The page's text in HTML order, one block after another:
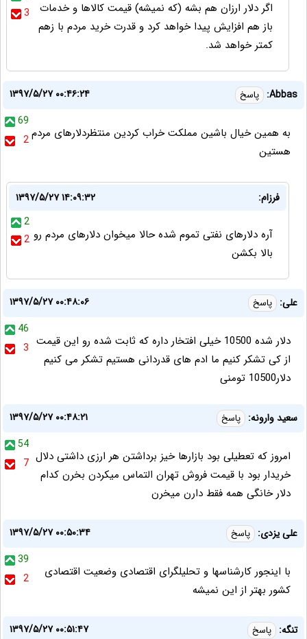
3
اگر دلار ارزان هم بشه (که نمیشه) قیمت کالاها و خدمات
باز هم افزایش پیدا خواهد کرد و قدرت خرید مردم با زهم
کمتر خواهد شد.
Abbas: پاسخ
۱۳۹۷/۵/۲۷ ۰۰:۴۶:۲۴
69
2به همین خیال باشین مملکت خراب کردین منتظردلارهای مردم
هستین
فرزام:
۱۳۹۷/۵/۲۷ ۱۴:۰۹:۳۲
2
2 آره دلارهای نفتی تموم شده حالا میخوان دلارهای مردم رو
بالا بکشن
علی: پاسخ
۱۳۹۷/۵/۲۷ ۰۰:۴۸:۰۶
46
3 دلار شده 10500 خیلی افتخار داره که ثابت شده رو این قیمت
از کی تشکر کنیم ما ادم های قدردانی هستیم تشکر می کنیم
دلار10500 تومنی
سعید وارونه: پاسخ
۱۳۹۷/۵/۲۷ ۰۰:۴۸:۲۱
54
7 امروز که تعطیلی بود بازارها خیز برداشتن هر ارزی داشتی دلال
خریدار بود با قیمت فروش تهران التماس میکردن بخرن کدام
دلار خانگی همه فقط دارن میخرن
علی یزدی: پاسخ
۱۳۹۷/۵/۲۷ ۰۰:۵۰:۳۴
39
2
با اینجور کارشناسها و تحلیلگرای اقتصادی وضعیت اقتصادی
کشور بهتر از این نمیشه
تنگه: پاسخ
۱۳۹۷/۵/۲۷ ۰۰:۵۱:۴۷